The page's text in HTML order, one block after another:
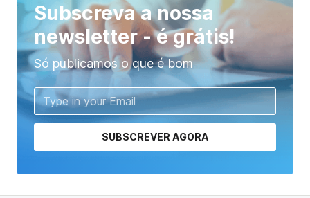
Subscreva a nossa
newsletter - é grátis!
Só publicamos o que é bom
SUBSCREVER AGORA